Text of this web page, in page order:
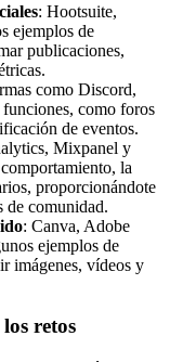
: Hootsuite,
ejemplos de
publicaciones,
como Discord,
como foros
de eventos.
Mixpanel y
la
proporcionándote
de comunidad.
: Canva, Adobe
ejemplos de
imágenes, vídeos y
retos